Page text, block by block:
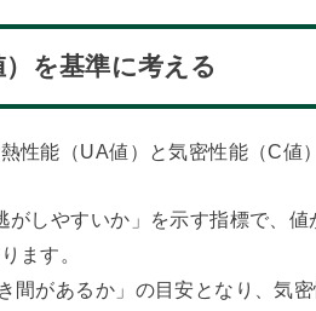
を基準に考える
性能（UA値）と気密性能（C値
がしやすいか」を示す指標で、値
ます。
間があるか」の目安となり、気